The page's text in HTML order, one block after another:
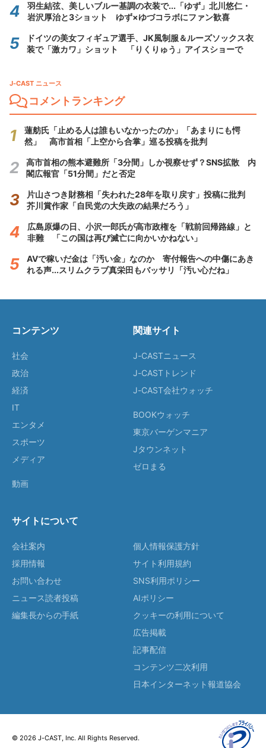
羽生結弦、美しいブルー基調の衣装で...「ゆず」北川悠仁・
岩沢厚治と3ショット ゆず×ゆづコラボにファン歓喜
ドイツの美女フィギュア選手、JK風制服＆ルーズソックス衣
装で「激カワ」ショット 「りくりゅう」アイスショーで
J-CAST ニュース
コメントランキング
蓮舫氏「止める人は誰もいなかったのか」「あまりにも愕
然」 高市首相「上空から合掌」巡る投稿を批判
高市首相の熊本避難所「3分間」しか視察せず？SNS拡散 内
閣広報官「51分間」だと否定
片山さつき財務相「失われた28年を取り戻す」投稿に批判
芥川賞作家「自民党の大失政の結果だろう」
広島原爆の日、小沢一郎氏が高市政権を「戦前回帰路線」と
非難 「この国は再び滅亡に向かいかねない」
AVで稼いだ金は「汚い金」なのか 寄付報告への中傷にあき
れる声...スリムクラブ真栄田もバッサリ「汚い心だね」
コンテンツ
社会
政治
経済
IT
エンタメ
スポーツ
メディア
動画
関連サイト
J-CASTニュース
J-CASTトレンド
J-CAST会社ウォッチ
BOOKウォッチ
東京バーゲンマニア
Jタウンネット
ゼロまる
サイトについて
会社案内
採用情報
お問い合わせ
ニュース読者投稿
編集長からの手紙
個人情報保護方針
サイト利用規約
SNS利用ポリシー
AIポリシー
クッキーの利用について
広告掲載
記事配信
コンテンツ二次利用
日本インターネット報道協会
© 2026 J-CAST, Inc. All Rights Reserved.